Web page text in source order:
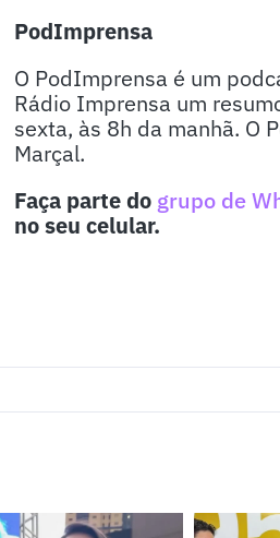
PodImprensa
O PodImprensa é um
Rádio Imprensa um
sexta, às 8h da manhã. O
Marçal.
Faça parte do grupo de
no seu celular.